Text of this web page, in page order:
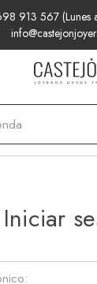
913 567 (Lunes
Iniciar